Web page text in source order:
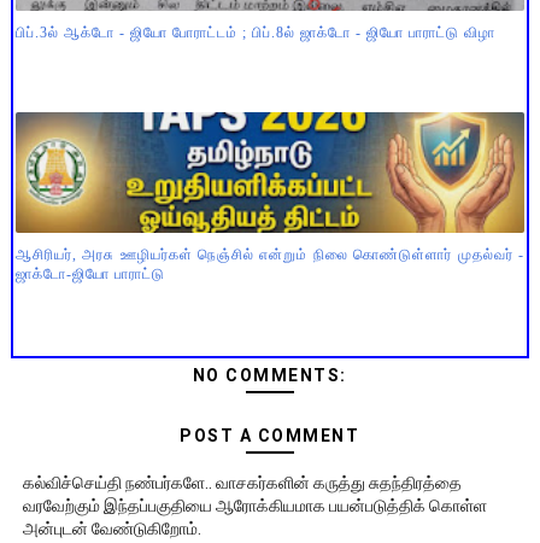
பிப்.3ல் ஆக்டோ - ஜியோ போராட்டம் ; பிப்.8ல் ஜாக்டோ - ஜியோ பாராட்டு விழா
ஆசிரியர், அரசு ஊழியர்கள் நெஞ்சில் என்றும் நிலை கொண்டுள்ளார் முதல்வர் -
ஜாக்டோ-ஜியோ பாராட்டு
NO COMMENTS:
POST A COMMENT
கல்விச்செய்தி நண்பர்களே.. வாசகர்களின் கருத்து சுதந்திரத்தை
வரவேற்கும் இந்தப்பகுதியை ஆரோக்கியமாக பயன்படுத்திக் கொள்ள
அன்புடன் வேண்டுகிறோம்.